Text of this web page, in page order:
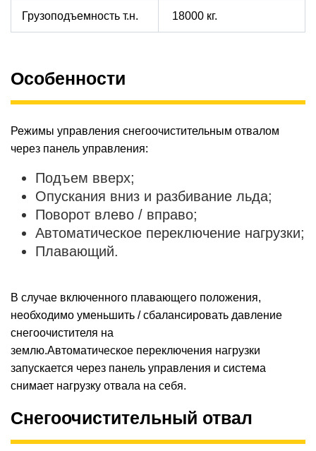
Грузоподъемность т.н. 18000 кг.
Особенности
Режимы управления снегоочистительным отвалом
через панель управления:
Подъем вверх;
Опускания вниз и разбивание льда;
Поворот влево / вправо;
Автоматическое переключение нагрузки;
Плавающий.
В случае включенного плавающего положения,
необходимо уменьшить / сбалансировать давление
снегоочистителя на
землю.Автоматическое переключения нагрузки
запускается через панель управления и система
снимает нагрузку отвала на себя.
Снегоочистительный отвал